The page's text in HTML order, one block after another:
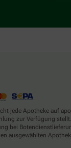
jede Apotheke auf
zur Verfügung
bei
ausgewählten